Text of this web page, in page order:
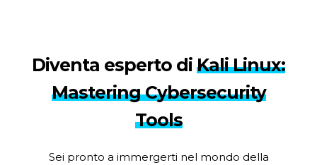
Diventa esperto di Kali Linux:
Mastering Cybersecurity
Tools
Sei pronto a immergerti nel mondo della